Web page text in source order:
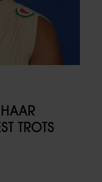
TROTS